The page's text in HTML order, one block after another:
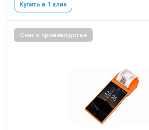
Купить в 1 клик
Снят с производства